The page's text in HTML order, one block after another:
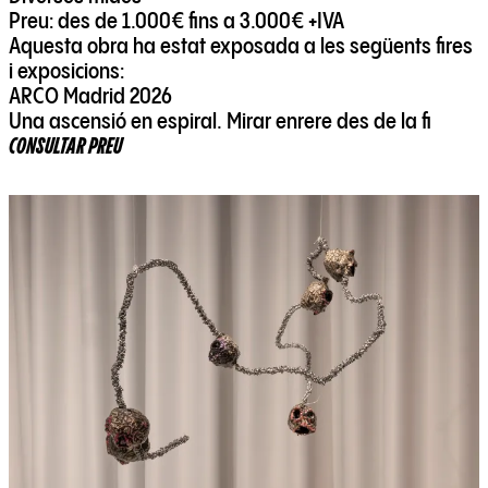
Preu: des de 1.000€ fins a 3.000€ +IVA
Aquesta obra ha estat exposada a les següents fires
i exposicions:
ARCO Madrid 2026
Una ascensió en espiral. Mirar enrere des de la fi
CONSULTAR PREU